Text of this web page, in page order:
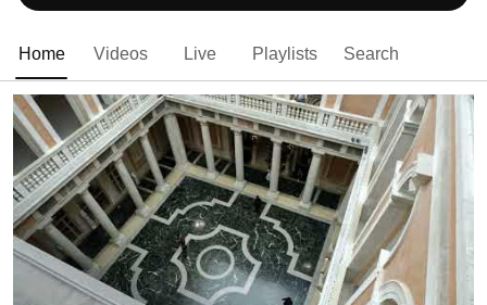
Home Videos Live Playlists Search